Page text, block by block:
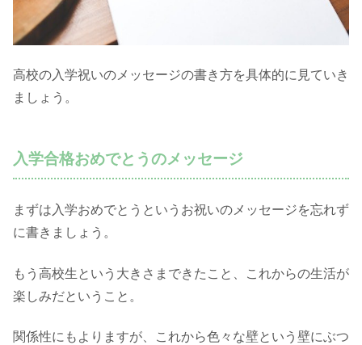
高校の入学祝いのメッセージの書き方を具体的に見ていき
ましょう。
入学合格おめでとうのメッセージ
まずは入学おめでとうというお祝いのメッセージを忘れず
に書きましょう。
もう高校生という大きさまできたこと、これからの生活が
楽しみだということ。
関係性にもよりますが、これから色々な壁という壁にぶつ